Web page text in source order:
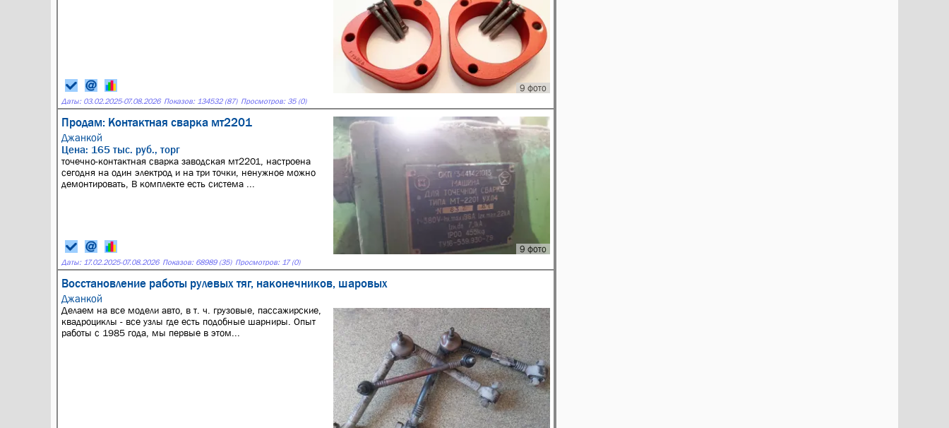
9 фото
Даты: 03.02.2025-07.08.2026 Показов: 134532 (87) Просмотров: 35 (0)
Продам: Контактная сварка мт2201
Джанкой
9 фото
Цена: 165 тыс. руб., торг
точечно-контактная сварка заводская мт2201, настроена
сегодня на один электрод и на три точки, ненужное можно
демонтировать, В комплекте есть система ...
Даты: 17.02.2025-07.08.2026 Показов: 68989 (35) Просмотров: 17 (0)
Восстановление работы рулевых тяг, наконечников, шаровых
Джанкой
Делаем на все модели авто, в т. ч. грузовые, пассажирские,
квадроциклы - все узлы где есть подобные шарниры. Опыт
работы с 1985 года, мы первые в этом...